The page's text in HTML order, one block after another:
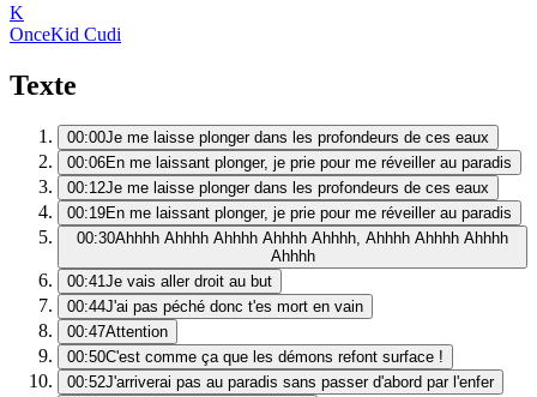
K
OnceKid Cudi
Texte
00:00Je me laisse plonger dans les profondeurs de ces eaux
00:06En me laissant plonger, je prie pour me réveiller au paradis
00:12Je me laisse plonger dans les profondeurs de ces eaux
00:19En me laissant plonger, je prie pour me réveiller au paradis
00:30Ahhhh Ahhhh Ahhhh Ahhhh Ahhhh, Ahhhh Ahhhh Ahhhh
Ahhhh
00:41Je vais aller droit au but
00:44J'ai pas péché donc t'es mort en vain
00:47Attention
00:50C'est comme ça que les démons refont surface !
00:52J'arriverai pas au paradis sans passer d'abord par l'enfer